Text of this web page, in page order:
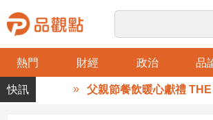
熱門 財經 政治 品
品
觀
父親節餐飲暖心獻禮 THE